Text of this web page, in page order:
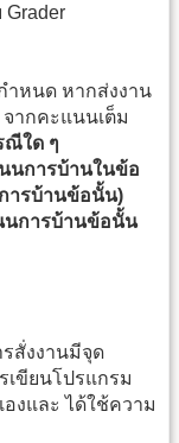
ำหนด หากส่งงาน
ากคะแนนเต็ม
ณีใด ๆ
นการบ้านในข้อ
ารบ้านข้อนั้น)
นการบ้านข้อนั้น
สั่งงานมีจุด
เขียนโปรแกรม
งและ ได้ใช้ความ